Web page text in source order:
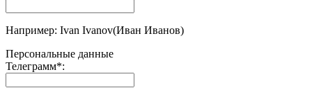
Например: Ivan Ivanov(Иван Иванов)
Персональные данные
Телеграмм*: